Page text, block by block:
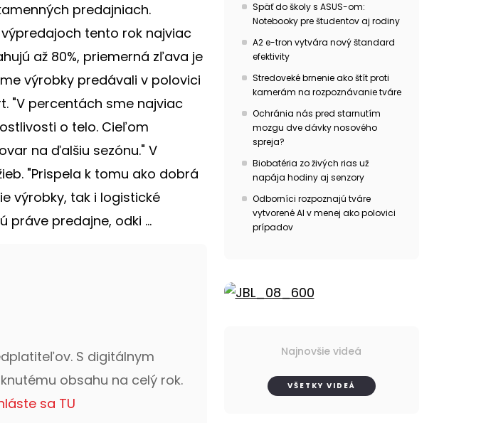
predajniach.
tento rok najviac
až 80%, priemerná zľava je
výrobky predávali v polovici
"V percentách sme najviac
o telo. Cieľom
na ďalšiu sezónu." V
"Prispela k tomu ako dobrá
výrobky, tak i logistické
práve predajne, odki ...
S digitálnym
obsahu na celý rok.
sa TU
Späť do školy s ASUS-om:
Notebooky pre študentov aj rodiny
A2 e-tron vytvára nový štandard
efektivity
Stredoveké brnenie ako štít proti
kamerám na rozpoznávanie tváre
Ochránia nás pred starnutím
mozgu dve dávky nosového
spreja?
Biobatéria zo živých rias už
napája hodiny aj senzory
Odborníci rozpoznajú tváre
vytvorené AI v menej ako polovici
prípadov
Najnovšie videá
VŠETKY VIDEÁ